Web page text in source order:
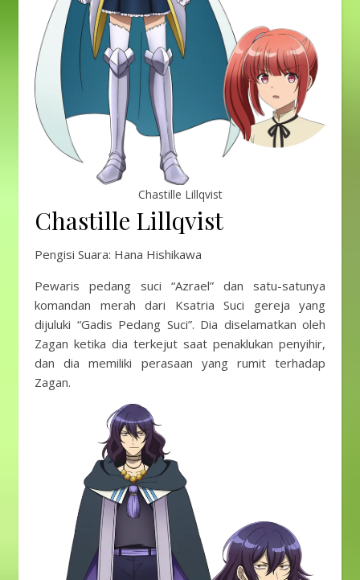
Chastille Lillqvist
Chastille Lillqvist
Pengisi Suara: Hana Hishikawa
Pewaris pedang suci “Azrael” dan satu-satunya
komandan merah dari Ksatria Suci gereja yang
dijuluki “Gadis Pedang Suci”. Dia diselamatkan oleh
Zagan ketika dia terkejut saat penaklukan penyihir,
dan dia memiliki perasaan yang rumit terhadap
Zagan.